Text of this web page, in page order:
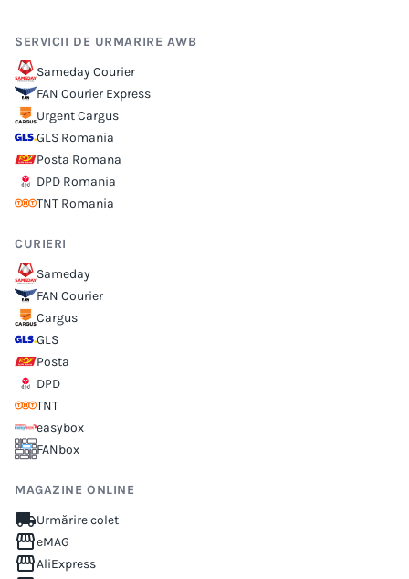
SERVICII DE URMARIRE AWB
Sameday Courier
FAN Courier Express
Urgent Cargus
GLS Romania
Posta Romana
DPD Romania
TNT Romania
CURIERI
Sameday
FAN Courier
Cargus
GLS
Posta
DPD
TNT
easybox
FANbox
MAGAZINE ONLINE
local_shippingUrmărire colet
storefronteMAG
storefrontAliExpress